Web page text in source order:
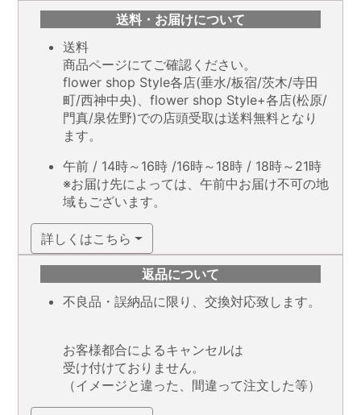
送料・お届けについて
送料
商品ページにてご確認ください。
flower shop Style各店(垂水/板宿/茨木/寺田
町/西神中央)、flower shop Style+各店(松原/
門真/泉佐野)での店頭受取は送料無料となり
ます。
午前 / 14時～16時 /16時～18時 / 18時～21時
※お届け先によっては、午前中お届け不可の地
域もございます。
詳しくはこちら
返品について
不良品・誤納品に限り、交換対応致します。
お客様都合によるキャンセルは
受け付けておりません。
（イメージと違った、間違って注文した等）